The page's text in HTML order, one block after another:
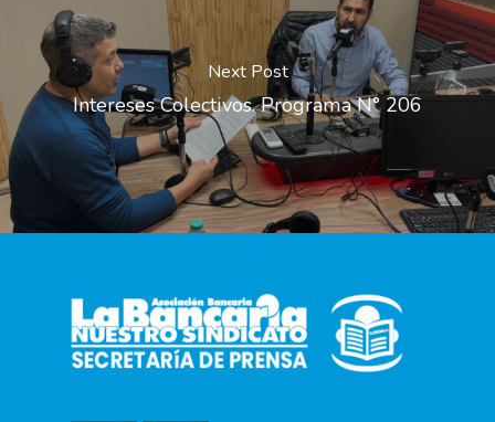
Next Post
Intereses Colectivos. Programa N° 206